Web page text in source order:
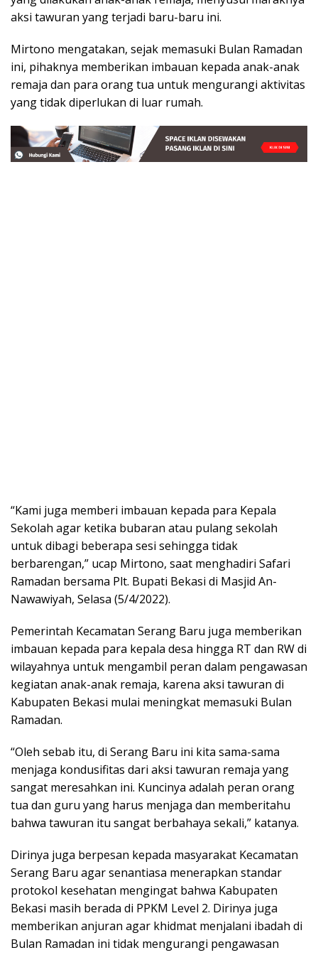
aksi tawuran yang terjadi baru-baru ini.
Mirtono mengatakan, sejak memasuki Bulan Ramadan
ini, pihaknya memberikan imbauan kepada anak-anak
remaja dan para orang tua untuk mengurangi aktivitas
yang tidak diperlukan di luar rumah.
“Kami juga memberi imbauan kepada para Kepala
Sekolah agar ketika bubaran atau pulang sekolah
untuk dibagi beberapa sesi sehingga tidak
berbarengan,” ucap Mirtono, saat menghadiri Safari
Ramadan bersama Plt. Bupati Bekasi di Masjid An-
Nawawiyah, Selasa (5/4/2022).
Pemerintah Kecamatan Serang Baru juga memberikan
imbauan kepada para kepala desa hingga RT dan RW di
wilayahnya untuk mengambil peran dalam pengawasan
kegiatan anak-anak remaja, karena aksi tawuran di
Kabupaten Bekasi mulai meningkat memasuki Bulan
Ramadan.
“Oleh sebab itu, di Serang Baru ini kita sama-sama
menjaga kondusifitas dari aksi tawuran remaja yang
sangat meresahkan ini. Kuncinya adalah peran orang
tua dan guru yang harus menjaga dan memberitahu
bahwa tawuran itu sangat berbahaya sekali,” katanya.
Dirinya juga berpesan kepada masyarakat Kecamatan
Serang Baru agar senantiasa menerapkan standar
protokol kesehatan mengingat bahwa Kabupaten
Bekasi masih berada di PPKM Level 2. Dirinya juga
memberikan anjuran agar khidmat menjalani ibadah di
Bulan Ramadan ini tidak mengurangi pengawasan